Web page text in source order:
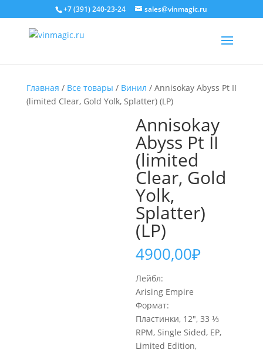
+7 (391) 240-23-24 sales@vinmagic.ru
Главная / Все товары / Винил / Annisokay Abyss Pt II
(limited Clear, Gold Yolk, Splatter) (LP)
Annisokay
Abyss Pt II
(limited
Clear, Gold
Yolk,
Splatter)
(LP)
4900,00₽
Лейбл:
Arising Empire
Формат:
Пластинки, 12″, 33 ⅓
RPM, Single Sided, EP,
Limited Edition,